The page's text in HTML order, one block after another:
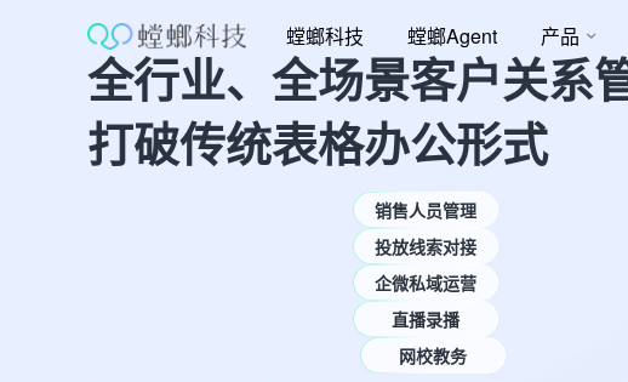
螳螂科技 螳螂Agent 产品
全行业、全场景客户关系
打破传统表格办公形式
销售人员管理
投放线索对接
企微私域运营
直播录播
网校教务